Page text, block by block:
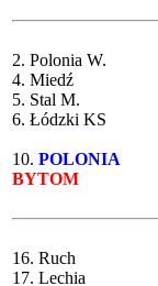
2. Polonia W.
4. Miedź
5. Stal M.
6. Łódzki KS
10. POLONIA
BYTOM
16. Ruch
17. Lechia